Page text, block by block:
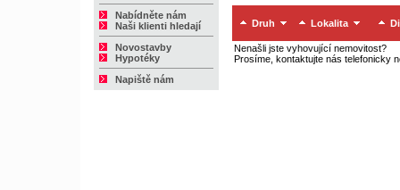
Nabídněte nám
Naši klienti hledají
Novostavby
Hypotéky
Napiště nám
Druh Lokalita
Nenašli jste vyhovující nemovitost?
Prosíme, kontaktujte nás telefonicky